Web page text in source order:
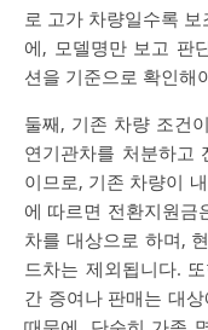
로 고가 차량일수록
에, 모델명만 보고 판
션을 기준으로 확인해
둘째, 기존 차량 조건
연기관차를 처분하고
이므로, 기존 차량이
에 따르면 전환지원금
차를 대상으로 하며,
드차는 제외됩니다.
간 증여나 판매는 대